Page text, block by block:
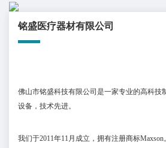
铭盛医疗器材有限公司
佛山市铭盛科技有限公司是一家专业的高科技
设备，技术先进。
我们于2011年11 月成立，拥有注册商标Maxson。